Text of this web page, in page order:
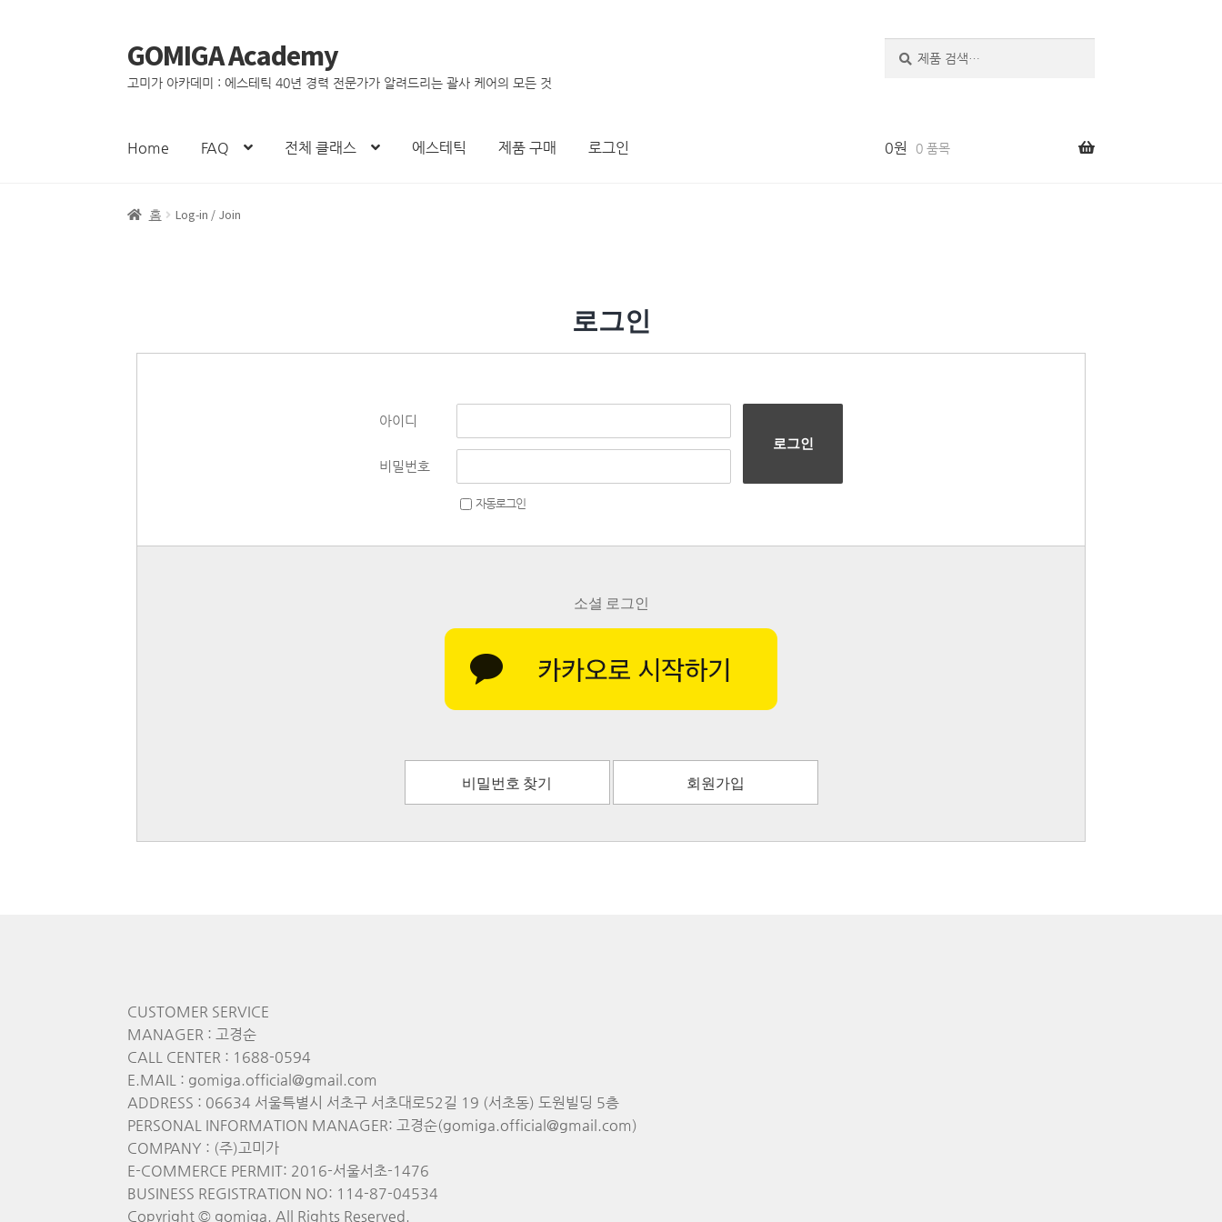
GOMIGA Academy
고미가 아카데미 : 에스테틱 40년 경력 전문가가 알려드리는 괄사 케어의 모든 것
Home FAQ 전체 클래스 에스테틱 제품 구매 로그인 0원 0 품목
홈 Log-in / Join
로그인
아이디
비밀번호
자동로그인
로그인
소셜 로그인
비밀번호 찾기 회원가입
CUSTOMER SERVICE
MANAGER : 고경순
CALL CENTER : 1688-0594
E.MAIL : gomiga.official@gmail.com
ADDRESS : 06634 서울특별시 서초구 서초대로52길 19 (서초동) 도원빌딩 5층
PERSONAL INFORMATION MANAGER: 고경순(gomiga.official@gmail.com)
COMPANY : (주)고미가
E-COMMERCE PERMIT: 2016-서울서초-1476
BUSINESS REGISTRATION NO: 114-87-04534
Copyright © gomiga. All Rights Reserved.